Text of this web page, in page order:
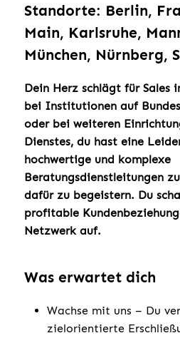
Standorte: Berlin,
Main, Karlsruhe,
München, Nürnberg,
Dein Herz schlägt für Sales
bei Institutionen auf
oder bei weiteren
Dienstes, du hast eine
hochwertige und komplexe
Beratungsdienstleitungen
dafür zu begeistern. Du
profitable
Netzwerk auf.
Was erwartet dich
Wachse mit uns – Du
zielorientierte